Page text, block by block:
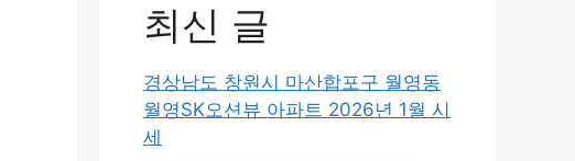
최신 글
경상남도 창원시 마산합포구 월영동
월영SK오션뷰 아파트 2026년 1월 시
세